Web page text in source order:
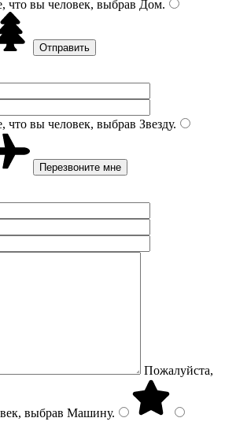
что вы человек, выбрав Дом.
что вы человек, выбрав Звезду.
Пожалуйста,
выбрав Машину.